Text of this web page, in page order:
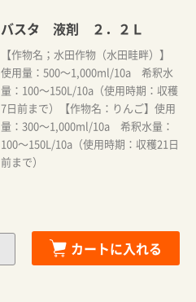
バスタ 液剤 ２．２Ｌ
【作物名；水田作物（水田畦畔）】
使用量：500～1,000ml/10a 希釈水
量：100～150L/10a（使用時期：収穫
7日前まで）【作物名：りんご】使用
量：300～1,000ml/10a 希釈水量：
100～150L/10a（使用時期：収穫21日
前まで）
カートに入れる